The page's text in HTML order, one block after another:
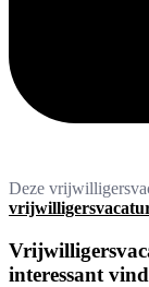
Deze
interessant